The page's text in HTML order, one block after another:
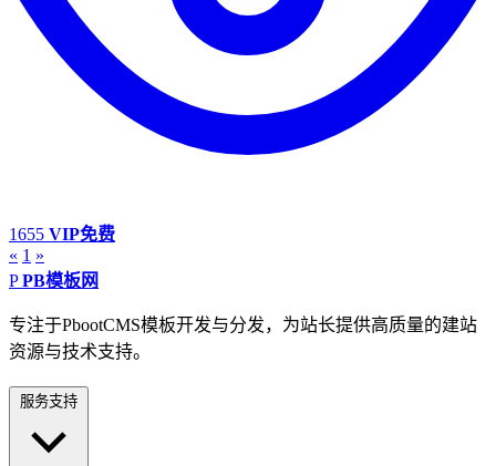
1655 VIP免费
« 1 »
P PB模板网
专注于PbootCMS模板开发与分发，为站长提供高质量的建站
资源与技术支持。
服务支持